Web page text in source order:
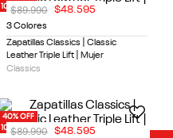
10% OFF EXTRA
3 Colores
Zapatillas Classics | Classic
Leather Triple Lift | Mujer
Classics
$89.990 $48.595
40% OFF
10% OFF EXTRA
$89.990 $48.595